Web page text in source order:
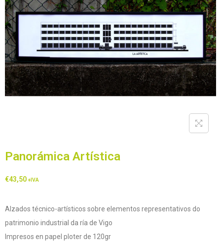
Panorámica Artística
€43,50 +IVA
Alzados técnico-artísticos sobre elementos representativos do
patrimonio industrial da ría de Vigo
Impresos en papel ploter de 120gr